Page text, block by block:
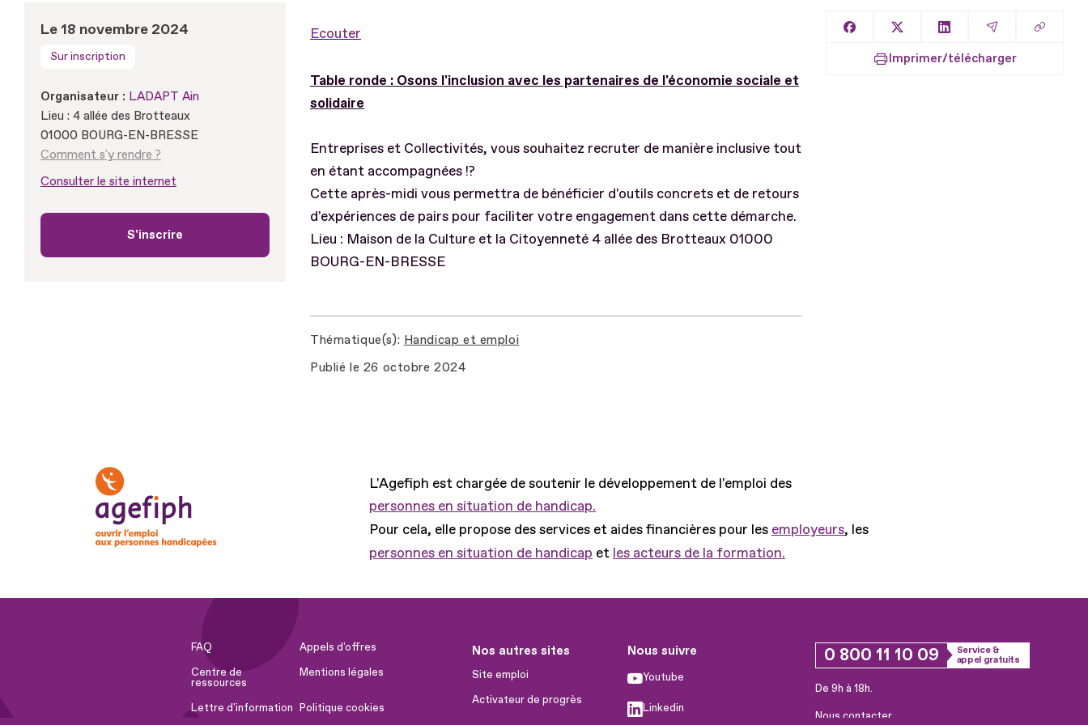
Le 18 novembre 2024
Sur inscription
Organisateur : LADAPT Ain
Lieu : 4 allée des Brotteaux
01000 BOURG-EN-BRESSE
Comment s'y rendre ?
Consulter le site internet
S'inscrire
Ecouter
Table ronde : Osons l'inclusion avec les partenaires de l'économie sociale et
solidaire
Entreprises et Collectivités, vous souhaitez recruter de manière inclusive tout
en étant accompagnées !?
Cette après-midi vous permettra de bénéficier d'outils concrets et de retours
d'expériences de pairs pour faciliter votre engagement dans cette démarche.
Lieu : Maison de la Culture et la Citoyenneté 4 allée des Brotteaux 01000
BOURG-EN-BRESSE
Thématique(s) Handicap et emploi
Publié le 26 octobre 2024
Partager sur Facebook
Partager sur XPartager sur LinkedIn
Partager par
Copier
Imprimer/télécharger
L'Agefiph est chargée de soutenir le développement de l'emploi des
personnes en situation de handicap.
Pour cela, elle propose des services et aides financières pour les employeurs, les
personnes en situation de handicap et les acteurs de la formation.
FAQ
Appels d'offres
Centre de
ressources
Mentions légales
Lettre d'information Politique cookies
Nos autres sites
Site emploi
Activateur de progrès
Nous suivre
Youtube
Linkedin
0 800 11 10 09
Service &
appel gratuits
De 9h à 18h.
Nous contacter